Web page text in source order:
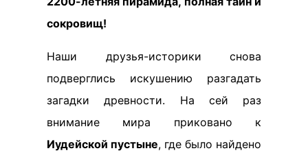
сокровищ!
Наши друзья-историки снова
подверглись искушению разгадать
загадки древности. На сей раз
внимание мира приковано к
Иудейской пустыне, где было найдено